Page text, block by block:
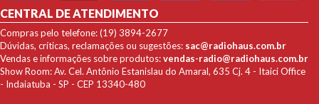
CENTRAL DE ATENDIMENTO
Compras pelo telefone: (19) 3894-2677
Dúvidas, críticas, reclamações ou sugestões: sac@radiohaus.com.br
Vendas e informações sobre produtos:vendas-radio@radiohaus.com.br
Show Room: Av. Cel. Antônio Estanislau do Amaral, 635 Cj. 4 - Itaici Office
- Indaiatuba - SP - CEP 13340-480